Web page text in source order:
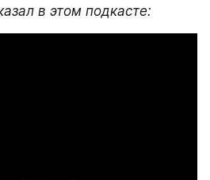
в этом подкасте: